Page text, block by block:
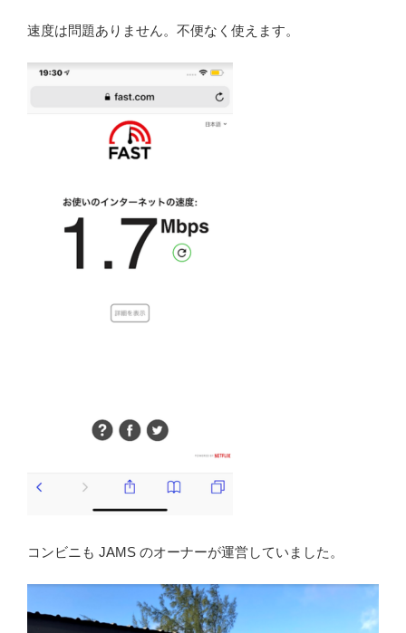
速度は問題ありません。不便なく使えます。
コンビニも JAMS のオーナーが運営していました。